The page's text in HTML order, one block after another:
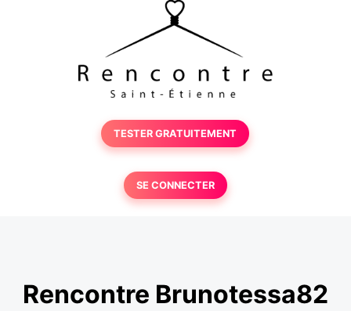
TESTER GRATUITEMENT
SE CONNECTER
Rencontre Brunotessa82